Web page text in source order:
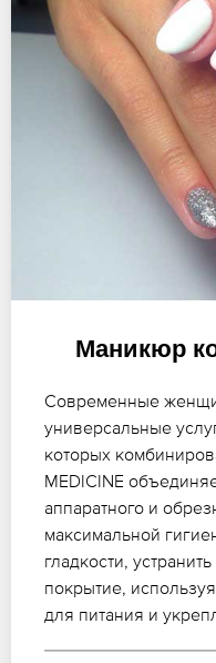
Маникюр
Современные
универсальные
которых
MEDICINE
аппаратного и
максимальной
гладкости,
покрытие,
для питания и